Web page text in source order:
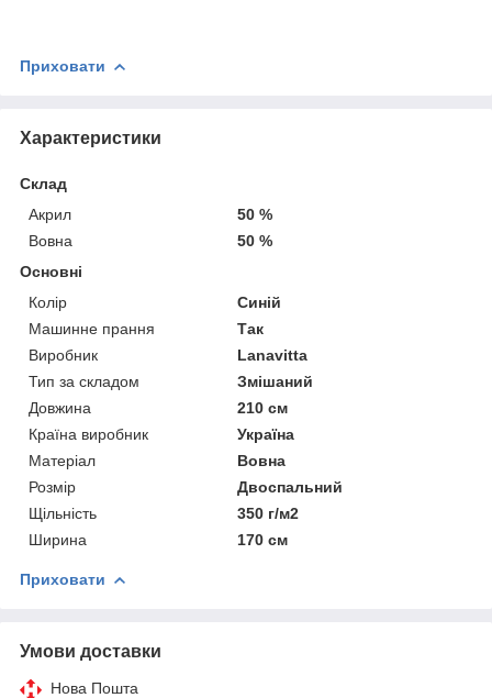
Приховати
Характеристики
Склад
Акрил
50 %
Вовна
50 %
Основні
Колір
Синій
Машинне прання
Так
Виробник
Lanavitta
Тип за складом
Змішаний
Довжина
210 см
Країна виробник
Україна
Матеріал
Вовна
Розмір
Двоспальний
Щільність
350 г/м2
Ширина
170 см
Приховати
Умови доставки
Нова Пошта